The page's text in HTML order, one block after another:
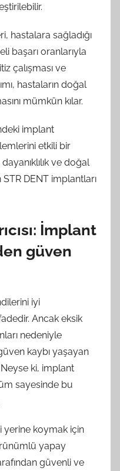
hastalara sağladığı
başarı oranlarıyla
çalışması ve
hastaların doğal
mümkün kılar.
implant
etkili bir
ve doğal
DENT implantları
İmplant
güven
iyi
Ancak eksik
nedeniyle
kaybı yaşayan
ki, implant
sayesinde bu
yerine koymak için
yapay
güvenli ve